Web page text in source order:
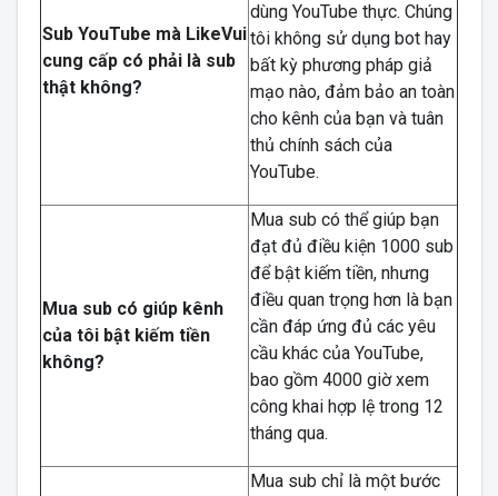
Sub YouTube mà LikeVui
cung cấp có phải là sub
thật không?
dùng YouTube thực. Chúng
tôi không sử dụng bot hay
bất kỳ phương pháp giả
mạo nào, đảm bảo an toàn
cho kênh của bạn và tuân
thủ chính sách của
YouTube.
Mua sub có giúp kênh
của tôi bật kiếm tiền
không?
Mua sub có thể giúp bạn
đạt đủ điều kiện 1000 sub
để bật kiếm tiền, nhưng
điều quan trọng hơn là bạn
cần đáp ứng đủ các yêu
cầu khác của YouTube,
bao gồm 4000 giờ xem
công khai hợp lệ trong 12
tháng qua.
Mua sub chỉ là một bước